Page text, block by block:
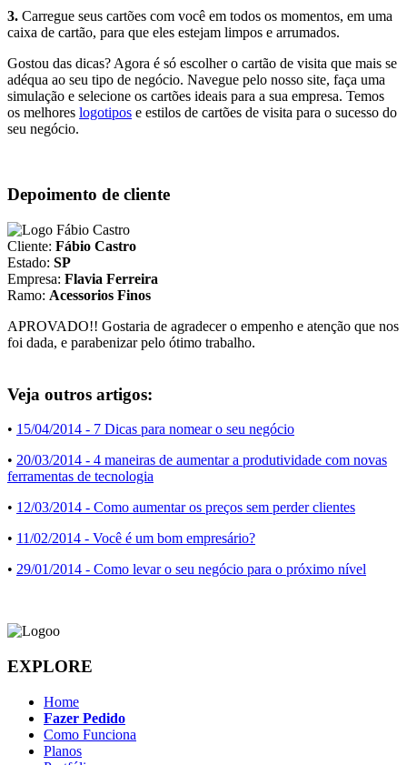
3. Carregue seus cartões com você em todos os momentos, em uma
caixa de cartão, para que eles estejam limpos e arrumados.
Gostou das dicas? Agora é só escolher o cartão de visita que mais se
adéqua ao seu tipo de negócio. Navegue pelo nosso site, faça uma
simulação e selecione os cartões ideais para a sua empresa. Temos
os melhores logotipos e estilos de cartões de visita para o sucesso do
seu negócio.
Depoimento de cliente
Cliente: Fábio Castro
Estado: SP
Empresa: Flavia Ferreira
Ramo: Acessorios Finos
APROVADO!! Gostaria de agradecer o empenho e atenção que nos
foi dada, e parabenizar pelo ótimo trabalho.
Veja outros artigos:
• 15/04/2014 - 7 Dicas para nomear o seu negócio
• 20/03/2014 - 4 maneiras de aumentar a produtividade com novas
ferramentas de tecnologia
• 12/03/2014 - Como aumentar os preços sem perder clientes
• 11/02/2014 - Você é um bom empresário?
• 29/01/2014 - Como levar o seu negócio para o próximo nível
EXPLORE
Home
Fazer Pedido
Como Funciona
Planos